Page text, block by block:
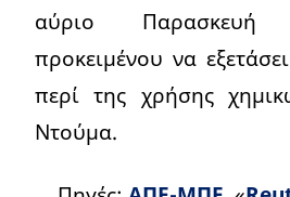
αύριο
προκειμένου να
περί της χρήσης
Ντούμα.